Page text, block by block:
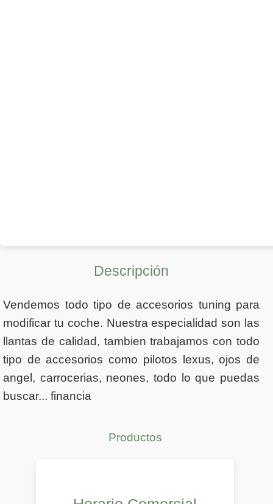
Descripción
Vendemos todo tipo de accesorios tuning para
modificar tu coche. Nuestra especialidad son las
llantas de calidad, tambien trabajamos con todo
tipo de accesorios como pilotos lexus, ojos de
angel, carrocerias, neones, todo lo que puedas
buscar... financia
Productos